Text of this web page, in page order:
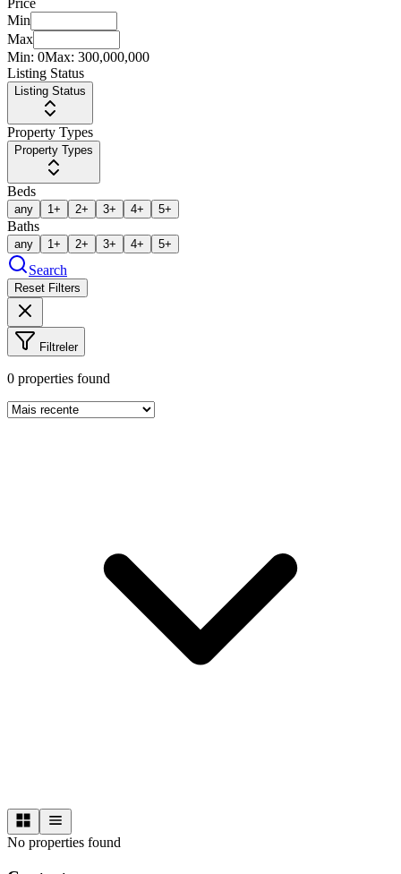
Price
Min
Max
Min: 0Max: 300,000,000
Listing Status
Listing Status
Property Types
Property Types
Beds
any 1+ 2+ 3+ 4+ 5+
Baths
any 1+ 2+ 3+ 4+ 5+
Search
Reset Filters
Filtreler
0 properties found
No properties found